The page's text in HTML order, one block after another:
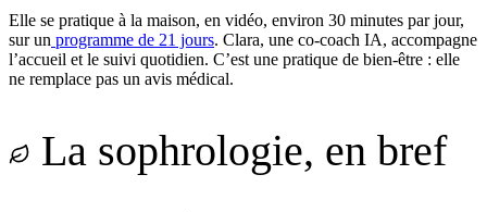
Elle se pratique à la maison, en vidéo, environ 30 minutes par jour,
sur un programme de 21 jours. Clara, une co-coach IA, accompagne
l’accueil et le suivi quotidien. C’est une pratique de bien-être : elle
ne remplace pas un avis médical.
La sophrologie, en bref